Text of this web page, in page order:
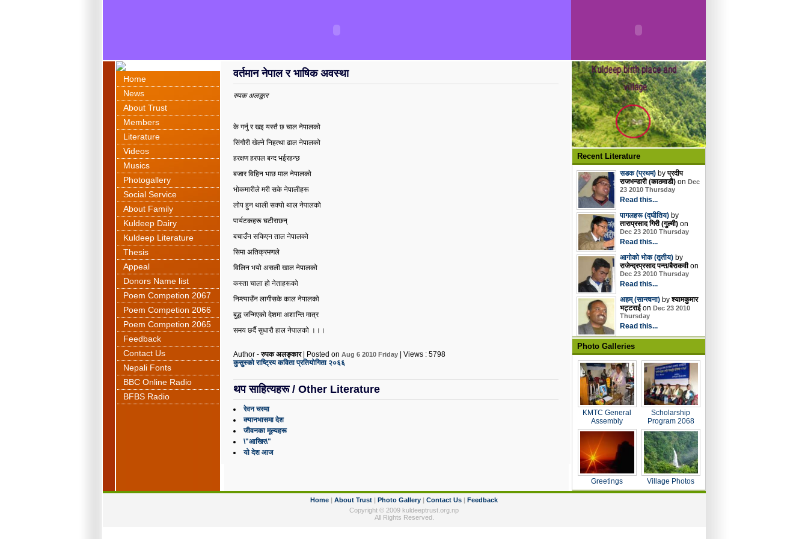
Home
News
About Trust
Members
Literature
Videos
Musics
Photogallery
Social Service
About Family
Kuldeep Dairy
Kuldeep Literature
Thesis
Appeal
Donors Name list
Poem Competion 2067
Poem Competion 2066
Poem Competion 2065
Feedback
Contact Us
Nepali Fonts
BBC Online Radio
BFBS Radio
वर्तमान नेपाल र भाषिक अवस्था
रुपक अलङ्कार
के गर्नु र खइ यस्तै छ चाल नेपालको
सिंगौरी खेल्ने निहत्था ढाल नेपालको
हरक्षण हरपल बन्द भईरहन्छ
बजार विहिन भाछ माल नेपालको
भोकमारीले मरी सके नेपालीहरू
लोप हुन थाली सक्यो थाल नेपालको
पार्यटकहरू घटीराछन्
बचाउँन सकिएन ताल नेपालको
सिमा अतिक्रमणले
विलिन भयो असली खाल नेपालको
कस्ता चाला हो नेताहरूको
निम्त्याउँन लागीसके काल नेपालको
बुद्घ जन्मिएको देशमा अशान्ति मात्र
समय छर्दै सुधारौ हाल नेपालको ।।।
Author -रुपक अलङ्कार| Posted on Aug 6 2010 Friday| Views : 5798
कुसुस्को राष्ट्रिय कविता प्रतियोगिता २०६६
थप साहित्यहरू / Other Literature
रेवन चस्मा
क्यानभासमा देश
जीवनका मूल्यहरू
\"आखिर\"
यो देश आज
Recent Literature
सडक (प्रथम)byप्रदीप
राजभन्डारी (काठमाडौ)on Dec
23 2010 Thursday
Read this...
पागलहरू (द्घीतिय)by
ताराप्रसाद गिरी (गुल्मी)on
Dec 23 2010 Thursday
Read this...
आगोको भोक (तृतीय)by
राजेन्द्रप्रसाद पन्त/बैराकवीon
Dec 23 2010 Thursday
Read this...
अहम् (सान्त्वना)byश्यामकुमार
भट्टराईon Dec 23 2010
Thursday
Read this...
Photo Galleries
KMTC General
Assembly
Scholarship
Program 2068
Greetings Village Photos
Home | About Trust | Photo Gallery | Contact Us | Feedback
Copyright © 2009 kuldeeptrust.org.np
All Rights Reserved.